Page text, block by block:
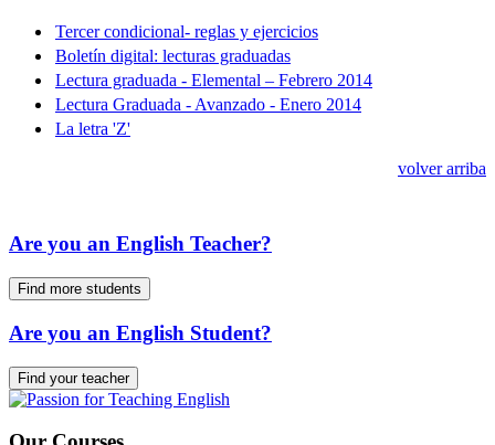
Tercer condicional- reglas y ejercicios
Boletín digital: lecturas graduadas
Lectura graduada - Elemental – Febrero 2014
Lectura Graduada - Avanzado - Enero 2014
La letra 'Z'
volver arriba
Are you an English Teacher?
Find more students
Are you an English Student?
Find your teacher